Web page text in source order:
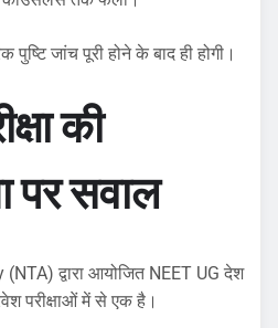
पुष्टि जांच पूरी होने के बाद ही होगी।
की
पर सवाल
द्वारा आयोजित NEET UG देश
परीक्षाओं में से एक है।